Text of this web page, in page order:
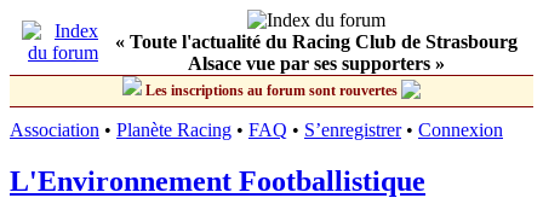
« Toute l'actualité du Racing Club de Strasbourg
Alsace vue par ses supporters »
Les inscriptions au forum sont rouvertes
Association • Planète Racing • FAQ • S’enregistrer• Connexion
L'Environnement Footballistique